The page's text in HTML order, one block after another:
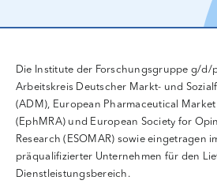
Die Institute der Forschungsgruppe g/d/
Arbeitskreis Deutscher Markt- und
(ADM), European Pharmaceutical
(EphMRA) und European Society for
Research (ESOMAR) sowie eingetragen
präqualifizierter Unternehmen für den
Dienstleistungsbereich.